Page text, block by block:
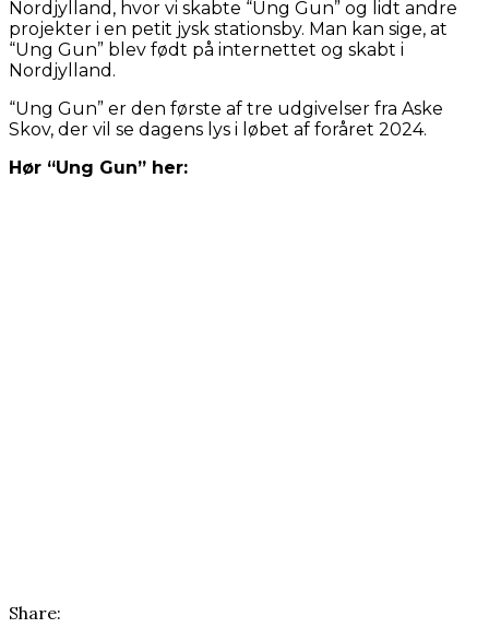
Nordjylland, hvor vi skabte “Ung Gun” og lidt andre
projekter i en petit jysk stationsby. Man kan sige, at
“Ung Gun” blev født på internettet og skabt i
Nordjylland.
“Ung Gun” er den første af tre udgivelser fra Aske
Skov, der vil se dagens lys i løbet af foråret 2024.
Hør “Ung Gun” her:
Share: